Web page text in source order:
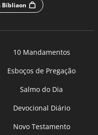
Bíbliaon
10 Mandamentos
Esboços de Pregação
Salmo do Dia
Devocional Diário
Novo Testamento